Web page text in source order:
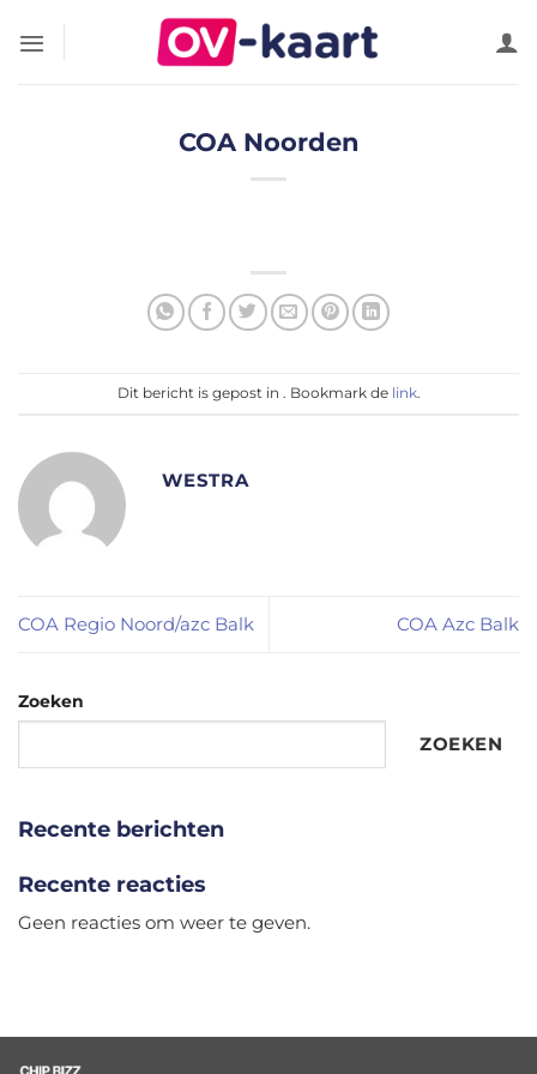
naar
COA Noorden
Dit bericht is gepost in . Bookmark de link.
WESTRA
COA Regio Noord/azc Balk COA Azc Balk
Zoeken
ZOEKEN
Recente berichten
Recente reacties
Geen reacties om weer te geven.